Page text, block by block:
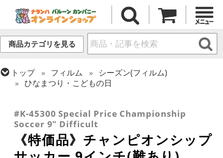
商品カテゴリを見る
トップ フィルム
シーズン(フィルム)
ひなまつり・こどもの日
#K-45300 Special Price Championship
Soccer 9" Difficult
《特価品》チャンピオンシップ